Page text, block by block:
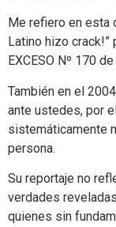
Me refiero en esta
Latino hizo
EXCESO Nº 170
También en el
ante ustedes, por
sistemáticamente
persona.
Su reportaje no
verdades
quienes sin